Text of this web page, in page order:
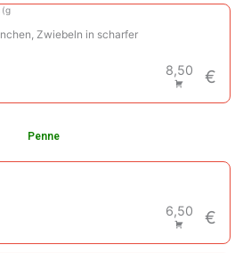
g
Zwiebeln in scharfer
8,50 €
Penne
6,50 €